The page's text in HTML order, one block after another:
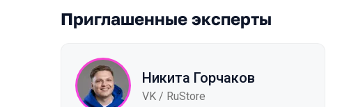
Приглашенные эксперты
Никита Горчаков
VK / RuStore